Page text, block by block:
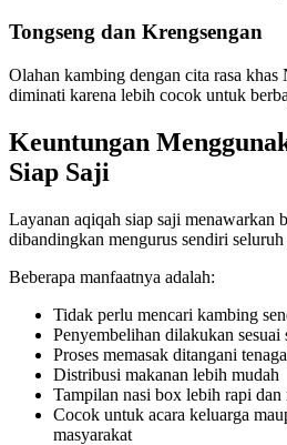
Tongseng dan Krengsengan
Olahan kambing dengan cita rasa khas
diminati karena lebih cocok untuk
Keuntungan
Siap Saji
Layanan aqiqah siap saji menawarkan
dibandingkan mengurus sendiri seluruh
Beberapa manfaatnya adalah:
Tidak perlu mencari kambing
Penyembelihan dilakukan sesuai
Proses memasak ditangani
Distribusi makanan lebih mudah
Tampilan nasi box lebih rapi dan
Cocok untuk acara keluarga
masyarakat